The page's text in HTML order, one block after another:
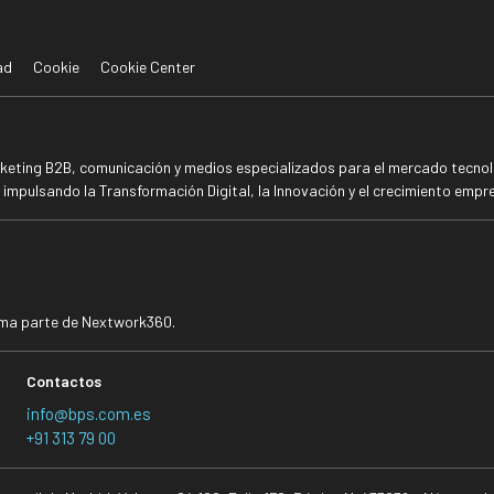
Cookie Cookie Center
B2B, comunicación y medios especializados para el mercado
la Transformación Digital, la Innovación y el crecimiento
parte de Nextwork360.
Contactos
info@bps.com.es
+91 313 79 00